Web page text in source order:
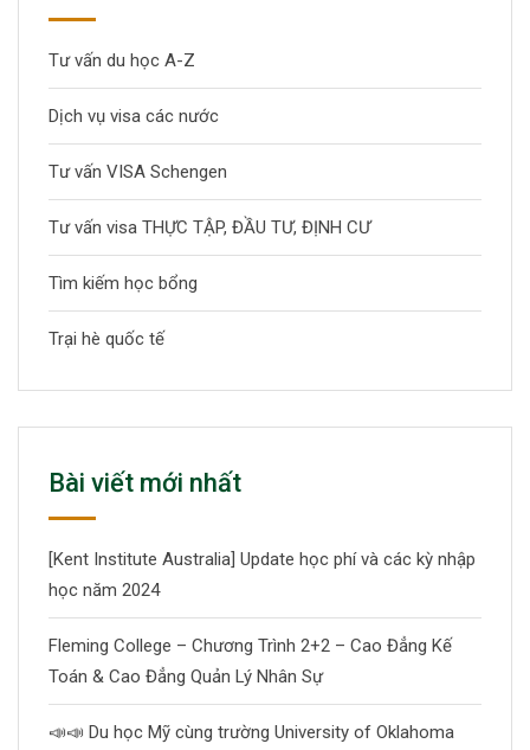
Tư vấn du học A-Z
Dịch vụ visa các nước
Tư vấn VISA Schengen
Tư vấn visa THỰC TẬP, ĐẦU TƯ, ĐỊNH CƯ
Tìm kiếm học bổng
Trại hè quốc tế
Bài viết mới nhất
[Kent Institute Australia] Update học phí và các kỳ nhập
học năm 2024
Fleming College – Chương Trình 2+2 – Cao Đẳng Kế
Toán & Cao Đẳng Quản Lý Nhân Sự
📣📣 Du học Mỹ cùng trường University of Oklahoma